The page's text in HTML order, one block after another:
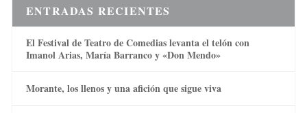
ENTRADAS RECIENTES
El Festival de Teatro de Comedias levanta el telón con
Imanol Arias, María Barranco y «Don Mendo»
Morante, los llenos y una afición que sigue viva